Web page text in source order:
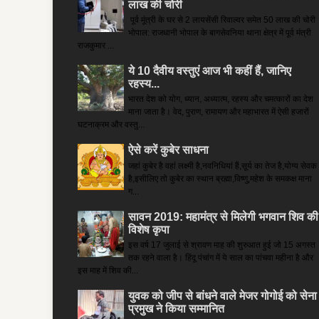
लाख की चोरी
पूर्व मूंत्री के घर से 2 लायसेंसी रिवाल्वर समेत 50 लाख की चोरी
भोपाल: राजधानी भोपाल के बागसेवनिया थाना क्षेत्र में पूर्व मंत्री
राजकुमार ...
ये 10 दैवीय वस्तुएं आज भी कहीं हैं, जानिए
रहस्य...
भारत देश को योग, ध्यान, अध्यात्म, रहस्य और चमत्कारों का देश
माना जाता है। वेद, पुराण, रामायण और महाभारत में ऐसी हजारों
घटनाक्रम और वस्तु...
ऐसे करें कुबेर साधना
जहां कुबेर है­ वहां लक्ष्मी है,नवनिधियां हैं,सूर्य का तेज है,योग्य सेवक
है,इसीलिए तो कुबेर का स्थान ब्रह्मा,विष्णु,महेश के समकक्ष माना
ग...
सावन 2019: महामंत्र से मिलेगी भगवान शिव की
विशेष कृपा
इस वर्ष 17 जुलाई से श्रावण माह की शुरुआत हुई जो 15 अगस्त
तक रहने वाला है। हिंदू पंचांग में ये साल का पांचवा महीना है और
इस माह में शिव की...
युवक को जीप से बांधने वाले मेजर गोगोई को सेना
प्रमुख ने किया सम्‍मानित